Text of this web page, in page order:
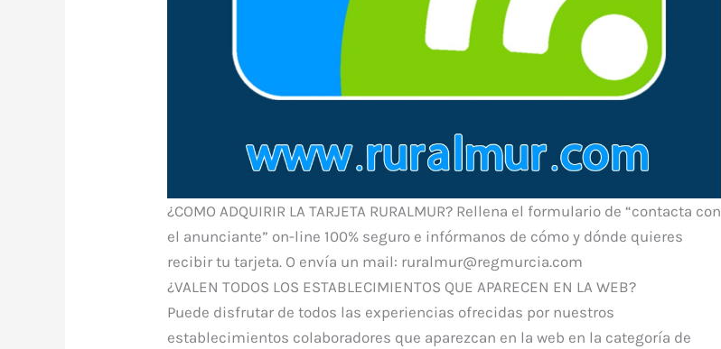
¿COMO ADQUIRIR LA TARJETA RURALMUR? Rellena el formulario de “contacta con
el anunciante” on-line 100% seguro e infórmanos de cómo y dónde quieres
recibir tu tarjeta. O envía un mail: ruralmur@regmurcia.com
¿VALEN TODOS LOS ESTABLECIMIENTOS QUE APARECEN EN LA WEB?
Puede disfrutar de todos las experiencias ofrecidas por nuestros
establecimientos colaboradores que aparezcan en la web en la categoría de